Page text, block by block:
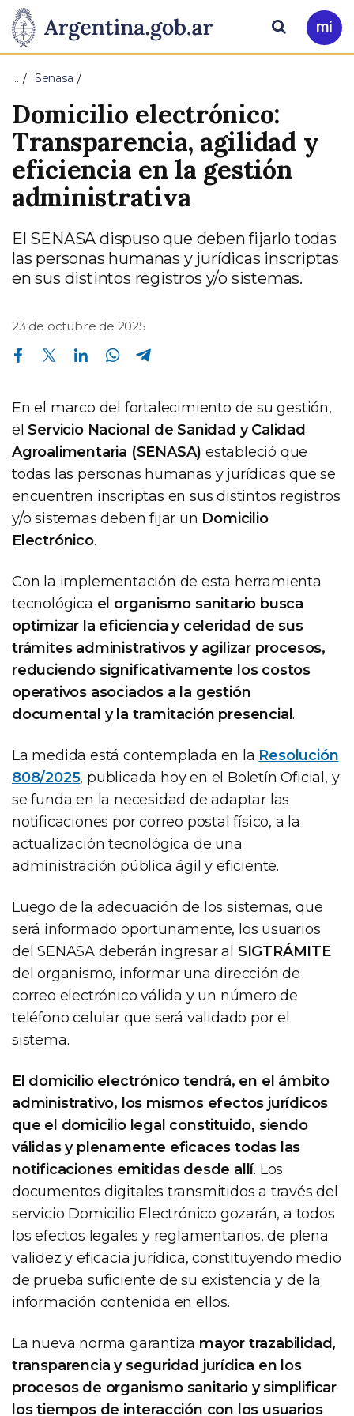
Presidencia
de
la
Nación
Pasar al contenido principal
Ir
a
Buscar
… Senasa
Domicilio electrónico:
Transparencia, agilidad y
eficiencia en la gestión
administrativa
El SENASA dispuso que deben fijarlo todas
las personas humanas y jurídicas inscriptas
en sus distintos registros y/o sistemas.
23 de octubre de 2025
Compartir en Facebook Compartir en Twitter Compartir en Linkedin Compartir en Whatsapp
En el marco del fortalecimiento de su gestión,
elServicio Nacional de Sanidad y Calidad
Agroalimentaria (SENASA) estableció que
todas las personas humanas y jurídicas que se
encuentren inscriptas en sus distintos registros
y/o sistemas deben fijar un Domicilio
Electrónico.
Con la implementación de esta herramienta
tecnológica el organismo sanitario busca
optimizar la eficiencia y celeridad de sus
trámites administrativos y agilizar procesos,
reduciendo significativamente los costos
operativos asociados a la gestión
documental y la tramitación presencial.
La medida está contemplada en la Resolución
808/2025, publicada hoy en el Boletín Oficial, y
se funda en la necesidad de adaptar las
notificaciones por correo postal físico, a la
actualización tecnológica de una
administración pública ágil y eficiente.
Luego de la adecuación de los sistemas, que
será informado oportunamente, los usuarios
del SENASA deberán ingresar al SIGTRÁMITE
del organismo, informar una dirección de
correo electrónico válida y un número de
teléfono celular que será validado por el
sistema.
El domicilio electrónico tendrá, en el ámbito
administrativo, los mismos efectos jurídicos
que el domicilio legal constituido, siendo
válidas y plenamente eficaces todas las
notificaciones emitidas desde allí. Los
documentos digitales transmitidos a través del
servicio Domicilio Electrónico gozarán, a todos
los efectos legales y reglamentarios, de plena
validez y eficacia jurídica, constituyendo medio
de prueba suficiente de su existencia y de la
información contenida en ellos.
La nueva norma garantiza mayor trazabilidad,
transparencia y seguridad jurídica en los
procesos de organismo sanitario y simplificar
los tiempos de interacción con los usuarios